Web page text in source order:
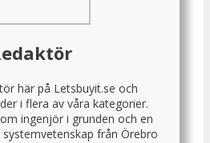
här på Letsbuyit.se och
i flera av våra kategorier.
ingenjör i grunden och en
från Örebro